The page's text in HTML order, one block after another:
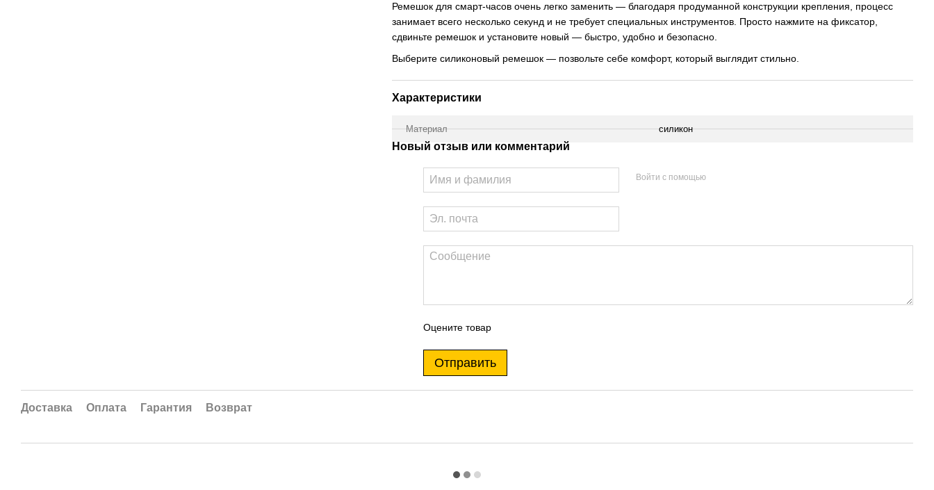
Ремешок для смарт-часов очень легко заменить — благодаря продуманной конструкции крепления, процесс
занимает всего несколько секунд и не требует специальных инструментов. Просто нажмите на фиксатор,
сдвиньте ремешок и установите новый — быстро, удобно и безопасно.
Выберите силиконовый ремешок — позвольте себе комфорт, который выглядит стильно.
Характеристики
Материал силикон
Новый отзыв или комментарий
Войти с помощью
Оцените товар
Отправить
Доставка Оплата Гарантия Возврат